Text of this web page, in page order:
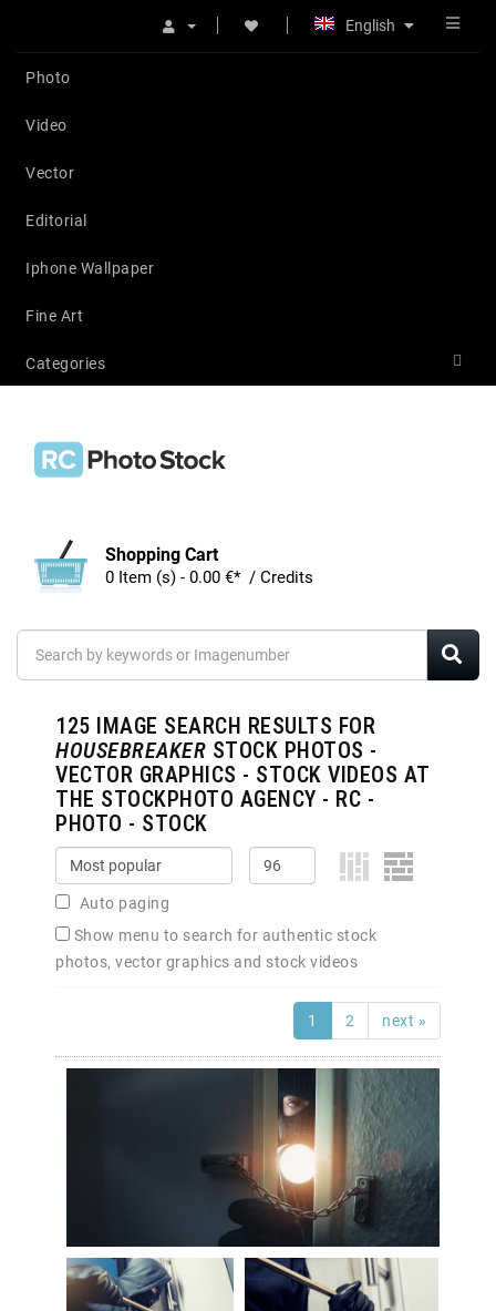
English
Photo
Video
Vector
Editorial
Iphone Wallpaper
Fine Art
Categories
Shopping Cart
0 Item (s) - 0.00 €* / Credits
125 IMAGE SEARCH RESULTS FOR
HOUSEBREAKER STOCK PHOTOS -
VECTOR GRAPHICS - STOCK VIDEOS AT
THE STOCKPHOTO AGENCY - RC -
PHOTO - STOCK
Auto paging
Show menu to search for authentic stock
photos, vector graphics and stock videos
1 2 next »